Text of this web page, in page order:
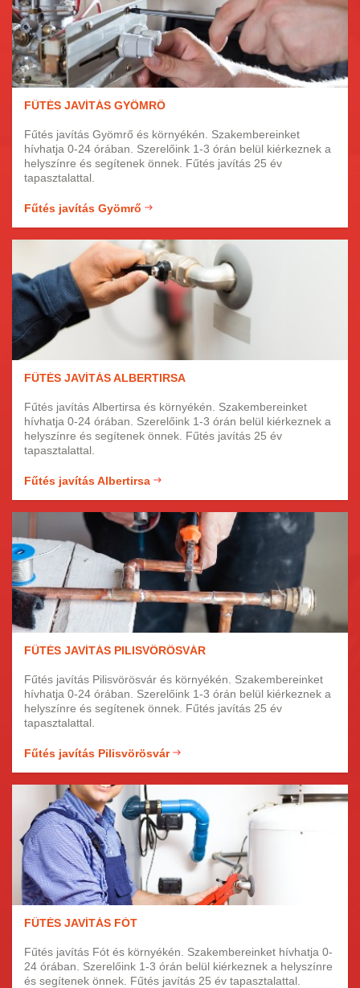
FŰTÉS JAVÍTÁS GYÖMRŐ
Fűtés javítás Gyömrő és környékén. Szakembereinket
hívhatja 0-24 órában. Szerelőink 1-3 órán belül kiérkeznek a
helyszínre és segítenek önnek. Fűtés javítás 25 év
tapasztalattal.
Fűtés javítás Gyömrő
FŰTÉS JAVÍTÁS ALBERTIRSA
Fűtés javítás Albertirsa és környékén. Szakembereinket
hívhatja 0-24 órában. Szerelőink 1-3 órán belül kiérkeznek a
helyszínre és segítenek önnek. Fűtés javítás 25 év
tapasztalattal.
Fűtés javítás Albertirsa
FŰTÉS JAVÍTÁS PILISVÖRÖSVÁR
Fűtés javítás Pilisvörösvár és környékén. Szakembereinket
hívhatja 0-24 órában. Szerelőink 1-3 órán belül kiérkeznek a
helyszínre és segítenek önnek. Fűtés javítás 25 év
tapasztalattal.
Fűtés javítás Pilisvörösvár
FŰTÉS JAVÍTÁS FÓT
Fűtés javítás Fót és környékén. Szakembereinket hívhatja 0-
24 órában. Szerelőink 1-3 órán belül kiérkeznek a helyszínre
és segítenek önnek. Fűtés javítás 25 év tapasztalattal.